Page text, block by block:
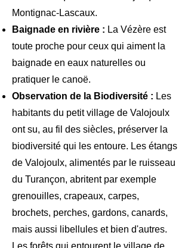
Montignac-Lascaux.
Baignade en rivière : La Vézère est
toute proche pour ceux qui aiment la
baignade en eaux naturelles ou
pratiquer le canoë.
Observation de la Biodiversité : Les
habitants du petit village de Valojoulx
ont su, au fil des siècles, préserver la
biodiversité qui les entoure. Les étangs
de Valojoulx, alimentés par le ruisseau
du Turançon, abritent par exemple
grenouilles, crapeaux, carpes,
brochets, perches, gardons, canards,
mais aussi libellules et bien d'autres.